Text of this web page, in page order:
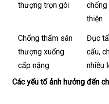
thượng trọn gói
chống
thiện
Chống thấm sân
thượng xuống
cấp nặng
Đục
cấu,
nhiều
Các yếu tố ảnh hưởng đến